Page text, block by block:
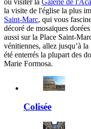
la visite de l'église la plus
Saint-Marc, qui vous
décoré de mosaïques
aussi sur la Place Saint-
vénitiennes, allez jusqu’à
été enterrés la plupart des
Marie Formosa.
Colisée